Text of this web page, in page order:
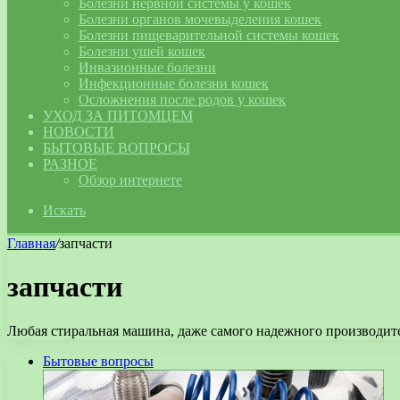
Болезни нервной системы у кошек
Болезни органов мочевыделения кошек
Болезни пищеварительной системы кошек
Болезни ушей кошек
Инвазионные болезни
Инфекционные болезни кошек
Осложнения после родов у кошек
УХОД ЗА ПИТОМЦЕМ
НОВОСТИ
БЫТОВЫЕ ВОПРОСЫ
РАЗНОЕ
Обзор интернете
Искать
Главная/запчасти
запчасти
Любая стиральная машина, даже самого надежного
Бытовые вопросы